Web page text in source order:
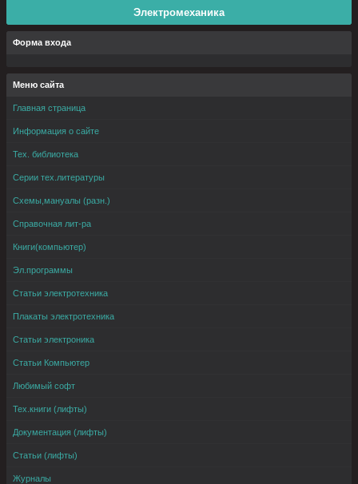
Электромеханика
Форма входа
Меню сайта
Главная страница
Информация о сайте
Тех. библиотека
Серии тех.литературы
Схемы,мануалы (разн.)
Справочная лит-ра
Книги(компьютер)
Эл.программы
Статьи электротехника
Плакаты электротехника
Статьи электроника
Статьи Компьютер
Любимый софт
Тех.книги (лифты)
Документация (лифты)
Статьи (лифты)
Журналы